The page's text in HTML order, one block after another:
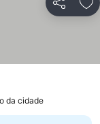
Partilhar
da cidade